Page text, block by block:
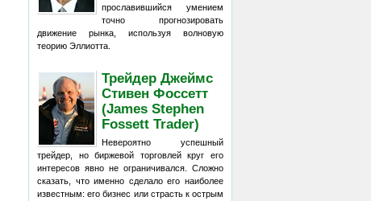
прославившийся умением
точно прогнозировать
движение рынка, используя волновую
теорию Эллиотта.
Трейдер Джеймс
Стивен Фоссетт
(James Stephen
Fossett Trader)
Невероятно успешный
трейдер, но биржевой торговлей круг его
интересов явно не ограничивался. Сложно
сказать, что именно сделало его наиболее
известным: его бизнес или страсть к острым